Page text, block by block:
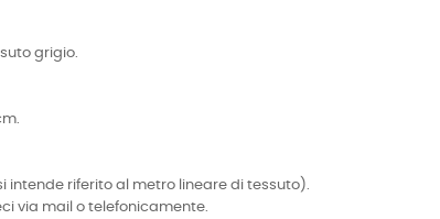
grigio.
intende riferito al metro lineare di tessuto).
via mail o telefonicamente.